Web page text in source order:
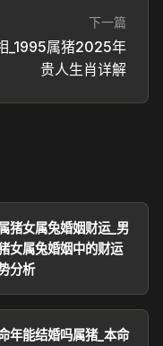
下一篇
_1995属猪2025年
贵人生肖详解
猪女属兔婚姻财运_男
女属兔婚姻中的财运
分析
年能结婚吗属猪_本命